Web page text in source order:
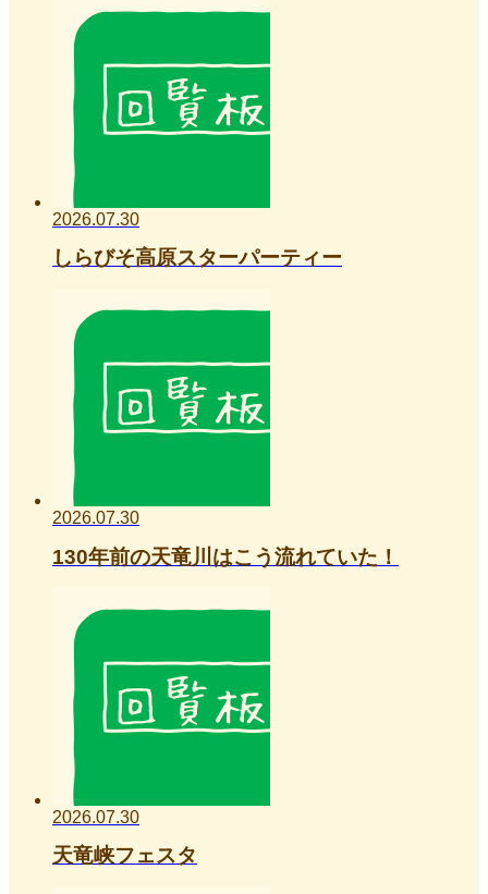
2026.07.30
しらびそ高原スターパーティー
2026.07.30
130年前の天竜川はこう流れていた！
2026.07.30
天竜峡フェスタ